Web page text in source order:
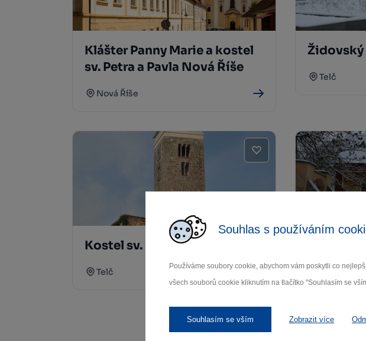
Souhlas s používáním
Používáme soubory cookie, abychom vám poskytli co
všech souborů cookie kliknutím na tlačítko "Souhlasím se
Souhlasím se vším Zobrazit více
Klášter Panny Marie a kostel
sv. Petra a Pavla Nová Říše
Nová Říše
Telč
Kostel sv. Ducha Telč
Telč Telč